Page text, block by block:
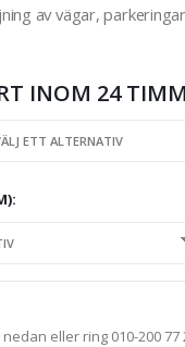
av vägar,
INOM 24
eller ring 010-200 77